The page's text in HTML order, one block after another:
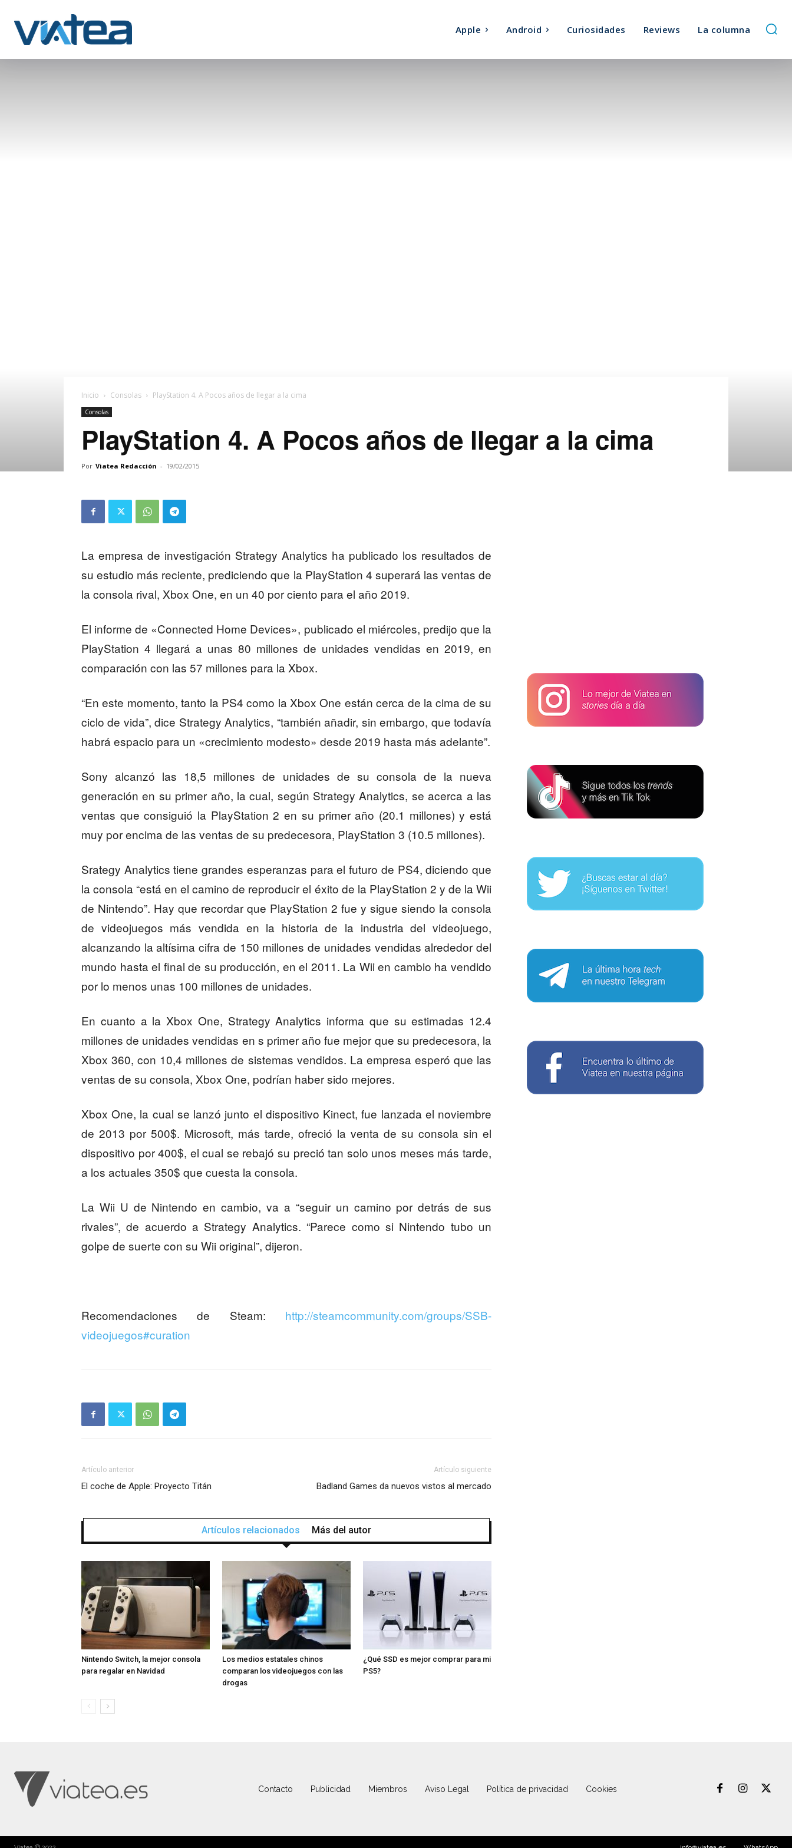
Apple Android Curiosidades Reviews La columna
Inicio Consolas PlayStation 4. A Pocos años de llegar a la cima
Consolas
PlayStation 4. A Pocos años de llegar a la cima
Por Viatea Redacción - 19/02/2015
La empresa de investigación Strategy Analytics ha publicado los resultados de
su estudio más reciente, prediciendo que la PlayStation 4 superará las ventas de
la consola rival, Xbox One, en un 40 por ciento para el año 2019.
El informe de «Connected Home Devices», publicado el miércoles, predijo que la
PlayStation 4 llegará a unas 80 millones de unidades vendidas en 2019, en
comparación con las 57 millones para la Xbox.
“En este momento, tanto la PS4 como la Xbox One están cerca de la cima de su
ciclo de vida”, dice Strategy Analytics, “también añadir, sin embargo, que todavía
habrá espacio para un «crecimiento modesto» desde 2019 hasta más adelante”.
Sony alcanzó las 18,5 millones de unidades de su consola de la nueva
generación en su primer año, la cual, según Strategy Analytics, se acerca a las
ventas que consiguió la PlayStation 2 en su primer año (20.1 millones) y está
muy por encima de las ventas de su predecesora, PlayStation 3 (10.5 millones).
Srategy Analytics tiene grandes esperanzas para el futuro de PS4, diciendo que
la consola “está en el camino de reproducir el éxito de la PlayStation 2 y de la Wii
de Nintendo”. Hay que recordar que PlayStation 2 fue y sigue siendo la consola
de videojuegos más vendida en la historia de la industria del videojuego,
alcanzando la altísima cifra de 150 millones de unidades vendidas alrededor del
mundo hasta el final de su producción, en el 2011. La Wii en cambio ha vendido
por lo menos unas 100 millones de unidades.
En cuanto a la Xbox One, Strategy Analytics informa que su estimadas 12.4
millones de unidades vendidas en s primer año fue mejor que su predecesora, la
Xbox 360, con 10,4 millones de sistemas vendidos. La empresa esperó que las
ventas de su consola, Xbox One, podrían haber sido mejores.
Xbox One, la cual se lanzó junto el dispositivo Kinect, fue lanzada el noviembre
de 2013 por 500$. Microsoft, más tarde, ofreció la venta de su consola sin el
dispositivo por 400$, el cual se rebajó su preció tan solo unos meses más tarde,
a los actuales 350$ que cuesta la consola.
La Wii U de Nintendo en cambio, va a “seguir un camino por detrás de sus
rivales”, de acuerdo a Strategy Analytics. “Parece como si Nintendo tubo un
golpe de suerte con su Wii original”, dijeron.
Recomendaciones de Steam: http://steamcommunity.com/groups/SSB-
videojuegos#curation
Artículo anterior
El coche de Apple: Proyecto Titán
Artículo siguiente
Badland Games da nuevos vistos al mercado
Artículos relacionados Más del autor
Nintendo Switch, la mejor consola
para regalar en Navidad
Los medios estatales chinos
comparan los videojuegos con las
drogas
¿Qué SSD es mejor comprar para mi
PS5?
Contacto Publicidad Miembros Aviso Legal Política de privacidad Cookies